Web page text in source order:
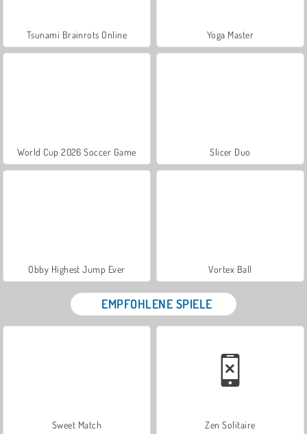
Tsunami Brainrots Online Yoga Master
World Cup 2026 Soccer Game Slicer Duo
Obby Highest Jump Ever Vortex Ball
EMPFOHLENE SPIELE
Sweet Match Zen Solitaire